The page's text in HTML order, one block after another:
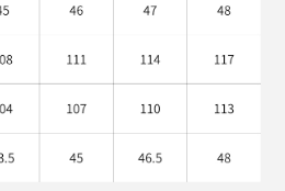
力で、最も美しく、最も快適に
としての服」と書かれていまし
、「カジナイロン」の技術力